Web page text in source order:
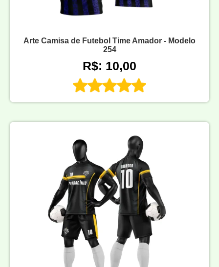
Arte Camisa de Futebol Time Amador - Modelo
254
R$: 10,00